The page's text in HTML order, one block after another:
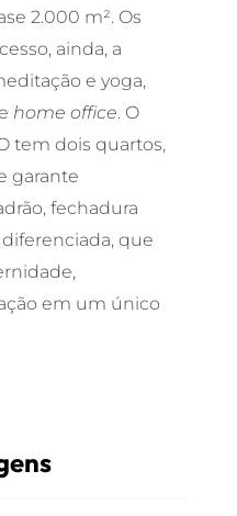
2.000 m². Os
ainda, a
e yoga,
home office. O
tem dois quartos,
garante
fechadura
que
em um único